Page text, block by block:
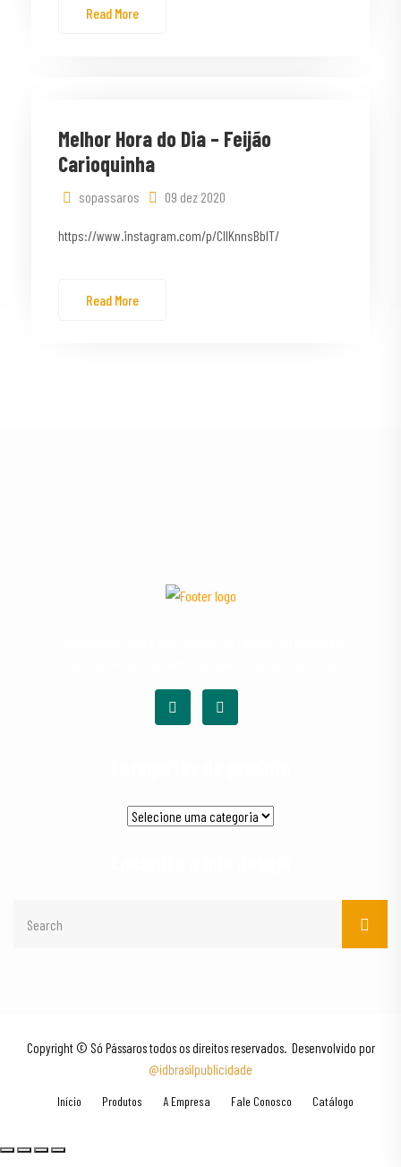
Read More
Melhor Hora do Dia – Feijão
Carioquinha
sopassaros 09 dez 2020
https://www.instagram.com/p/CIlKnnsBbIT/
Read More
Copyright © Só Pássaros todos os direitos reservados. Desenvolvido por
@idbrasilpublicidade
Início Produtos A Empresa Fale Conosco Catálogo